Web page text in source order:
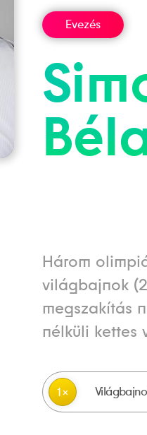
Evezés
Három
világbajnok
megszakítás
nélküli kettes
1